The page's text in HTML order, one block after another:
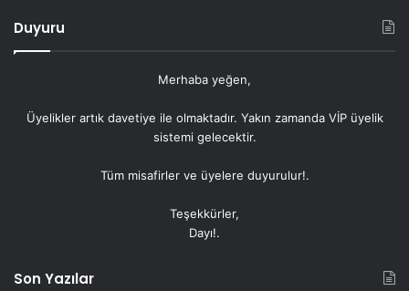
Duyuru
Merhaba yeğen,
Üyelikler artık davetiye ile olmaktadır. Yakın zamanda VİP üyelik
sistemi gelecektir.
Tüm misafirler ve üyelere duyurulur!.
Teşekkürler,
Dayı!.
Son Yazılar